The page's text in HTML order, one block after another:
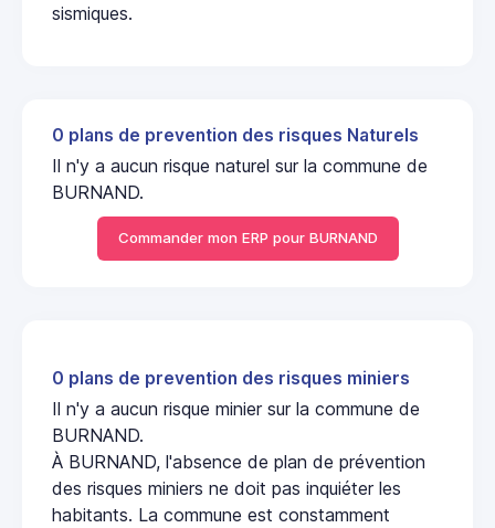
sismiques.
0 plans de prevention des risques Naturels
Il n'y a aucun risque naturel sur la commune de
BURNAND.
Commander mon ERP pour BURNAND
0 plans de prevention des risques miniers
Il n'y a aucun risque minier sur la commune de
BURNAND.
À BURNAND, l'absence de plan de prévention
des risques miniers ne doit pas inquiéter les
habitants. La commune est constamment